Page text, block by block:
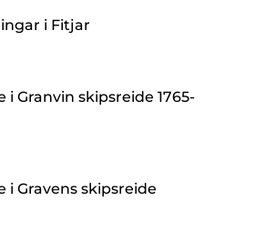
i Fitjar
i Granvin skipsreide 1765-
i Gravens skipsreide